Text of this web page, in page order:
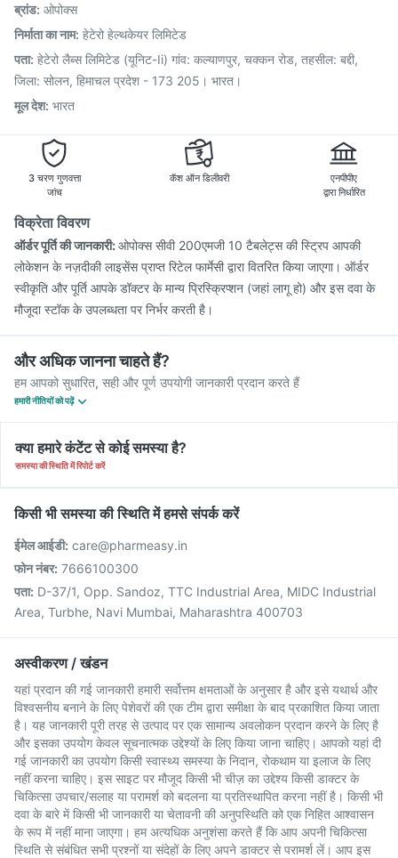
Fluarix Tetra Vaccine
Gardasil 9 Pre Injection Nukovax 13 Vaccine
Tetanus Vaccine Vaxiflu 2025-2026 Vaccine
Gardasil Injection
ब्रांड: ओपोक्स
निर्माता का नाम: हेटेरो हेल्थकेयर लिमिटेड
पता: हेटेरो लैब्स लिमिटेड (यूनिट-Ii) गांव: कल्याणपुर, चक्कन रोड, तहसील: बद्दी,
जिला: सोलन, हिमाचल प्रदेश - 173 205। भारत।
मूल देश: भारत
3 चरण गुणवत्ता
जांच
कॅश ऑन डिलीवरी
एनपीपीए
द्वारा निर्धारित
विक्रेता विवरण
ऑर्डर पूर्ति की जानकारी:ओपोक्स सीवी 200एमजी 10 टैबलेट्स की स्ट्रिप आपकी
लोकेशन के नज़दीकी लाइसेंस प्राप्त रिटेल फार्मेसी द्वारा वितरित किया जाएगा। ऑर्डर
स्वीकृति और पूर्ति आपके डॉक्टर के मान्य प्रिस्क्रिप्शन (जहां लागू हो) और इस दवा के
मौजूदा स्टॉक के उपलब्धता पर निर्भर करती है।
और अधिक जानना चाहते हैं?
हम आपको सुधारित, सही और पूर्ण उपयोगी जानकारी प्रदान करते हैं
हमारी नीतियों को पढ़ें
क्या हमारे कंटेंट से कोई समस्या है?
समस्या की स्थिति में रिपोर्ट करें
किसी भी समस्या की स्थिति में हमसे संपर्क करें
ईमेल आईडी: care@pharmeasy.in
फोन नंबर: 7666100300
पता: D-37/1, Opp. Sandoz, TTC Industrial Area, MIDC Industrial
Area, Turbhe, Navi Mumbai, Maharashtra 400703
अस्वीकरण / खंडन
यहां प्रदान की गई जानकारी हमारी सर्वोत्तम क्षमताओं के अनुसार है और इसे यथार्थ और
विश्वसनीय बनाने के लिए पेशेवरों की एक टीम द्वारा समीक्षा के बाद प्रकाशित किया जाता
है। यह जानकारी पूरी तरह से उत्पाद पर एक सामान्य अवलोकन प्रदान करने के लिए है
और इसका उपयोग केवल सूचनात्मक उद्देश्यों के लिए किया जाना चाहिए। आपको यहां दी
गई जानकारी का उपयोग किसी स्वास्थ्य समस्या के निदान, रोकथाम या इलाज के लिए
नहीं करना चाहिए। इस साइट पर मौजूद किसी भी चीज़ का उद्देश्य किसी डाक्टर के
चिकित्सा उपचार/सलाह या परामर्श को बदलना या प्रतिस्थापित करना नहीं है। किसी भी
दवा के बारे में किसी भी जानकारी या चेतावनी की अनुपस्थिति को एक निहित आश्वासन
के रूप में नहीं माना जाएगा। हम अत्यधिक अनुशंसा करते हैं कि आप अपनी चिकित्सा
स्थिति से संबंधित सभी प्रश्नों या संदेहों के लिए अपने डाक्टर से परामर्श लें। आप इस